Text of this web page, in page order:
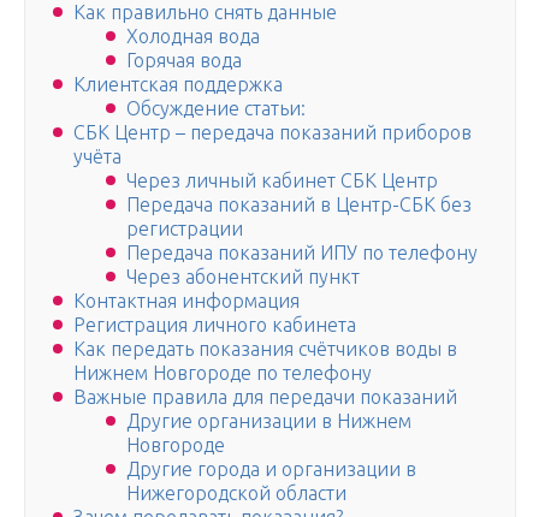
Как правильно снять данные
Холодная вода
Горячая вода
Клиентская поддержка
Обсуждение статьи:
СБК Центр – передача показаний приборов
учёта
Через личный кабинет СБК Центр
Передача показаний в Центр-СБК без
регистрации
Передача показаний ИПУ по телефону
Через абонентский пункт
Контактная информация
Регистрация личного кабинета
Как передать показания счётчиков воды в
Нижнем Новгороде по телефону
Важные правила для передачи показаний
Другие организации в Нижнем
Новгороде
Другие города и организации в
Нижегородской области